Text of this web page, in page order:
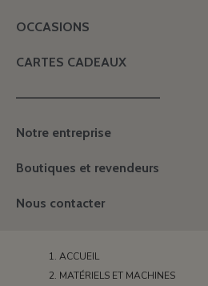
OCCASIONS
CARTES CADEAUX
———————————————
Notre entreprise
Boutiques et revendeurs
Nous contacter
ACCUEIL
MATÉRIELS ET MACHINES